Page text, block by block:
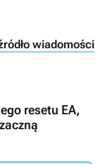
wiadomości
resetu EA,